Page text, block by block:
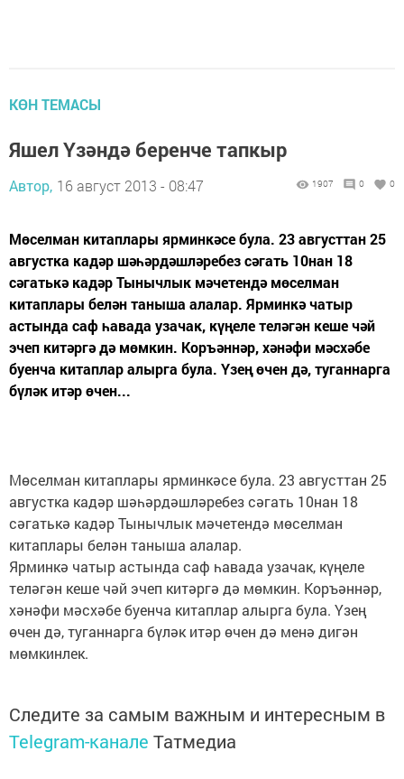
КӨН ТЕМАСЫ
Яшел Үзәндә беренче тапкыр
Автор, 16 август 2013 - 08:47 1907 0 0
Мөселман китаплары ярминкәсе була. 23 августтан 25
августка кадәр шәһәрдәшләребез сәгать 10нан 18
сәгатькә кадәр Тынычлык мәчетендә мөселман
китаплары белән таныша алалар. Ярминкә чатыр
астында саф һавада узачак, күңеле теләгән кеше чәй
эчеп китәргә дә мөмкин. Коръәннәр, хәнәфи мәсхәбе
буенча китаплар алырга була. Үзең өчен дә, туганнарга
бүләк итәр өчен...
Мөселман китаплары ярминкәсе була. 23 августтан 25
августка кадәр шәһәрдәшләребез сәгать 10нан 18
сәгатькә кадәр Тынычлык мәчетендә мөселман
китаплары белән таныша алалар.
Ярминкә чатыр астында саф һавада узачак, күңеле
теләгән кеше чәй эчеп китәргә дә мөмкин. Коръәннәр,
хәнәфи мәсхәбе буенча китаплар алырга була. Үзең
өчен дә, туганнарга бүләк итәр өчен дә менә дигән
мөмкинлек.
Следите за самым важным и интересным в
Telegram-канале Татмедиа